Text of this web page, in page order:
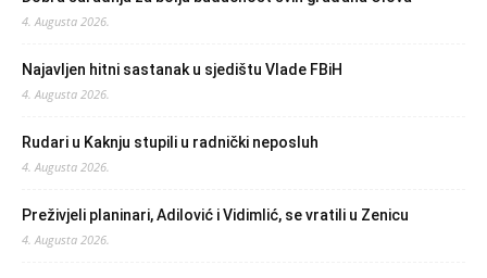
4. Augusta 2026.
Najavljen hitni sastanak u sjedištu Vlade FBiH
4. Augusta 2026.
Rudari u Kaknju stupili u radnički neposluh
4. Augusta 2026.
Preživjeli planinari, Adilović i Vidimlić, se vratili u Zenicu
4. Augusta 2026.